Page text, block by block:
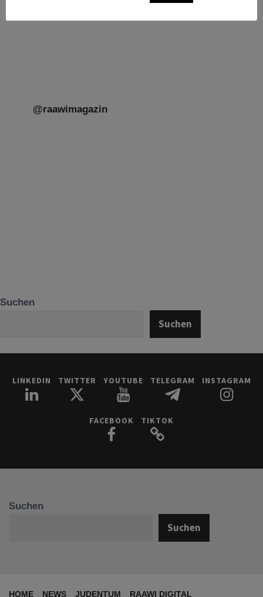
@raawimagazin
Suchen
Suchen
LINKEDIN TWITTER YOUTUBE TELEGRAM INSTAGRAM
FACEBOOK TIKTOK
Suchen
Suchen
HOME NEWS JUDENTUM RAAWI DIGITAL